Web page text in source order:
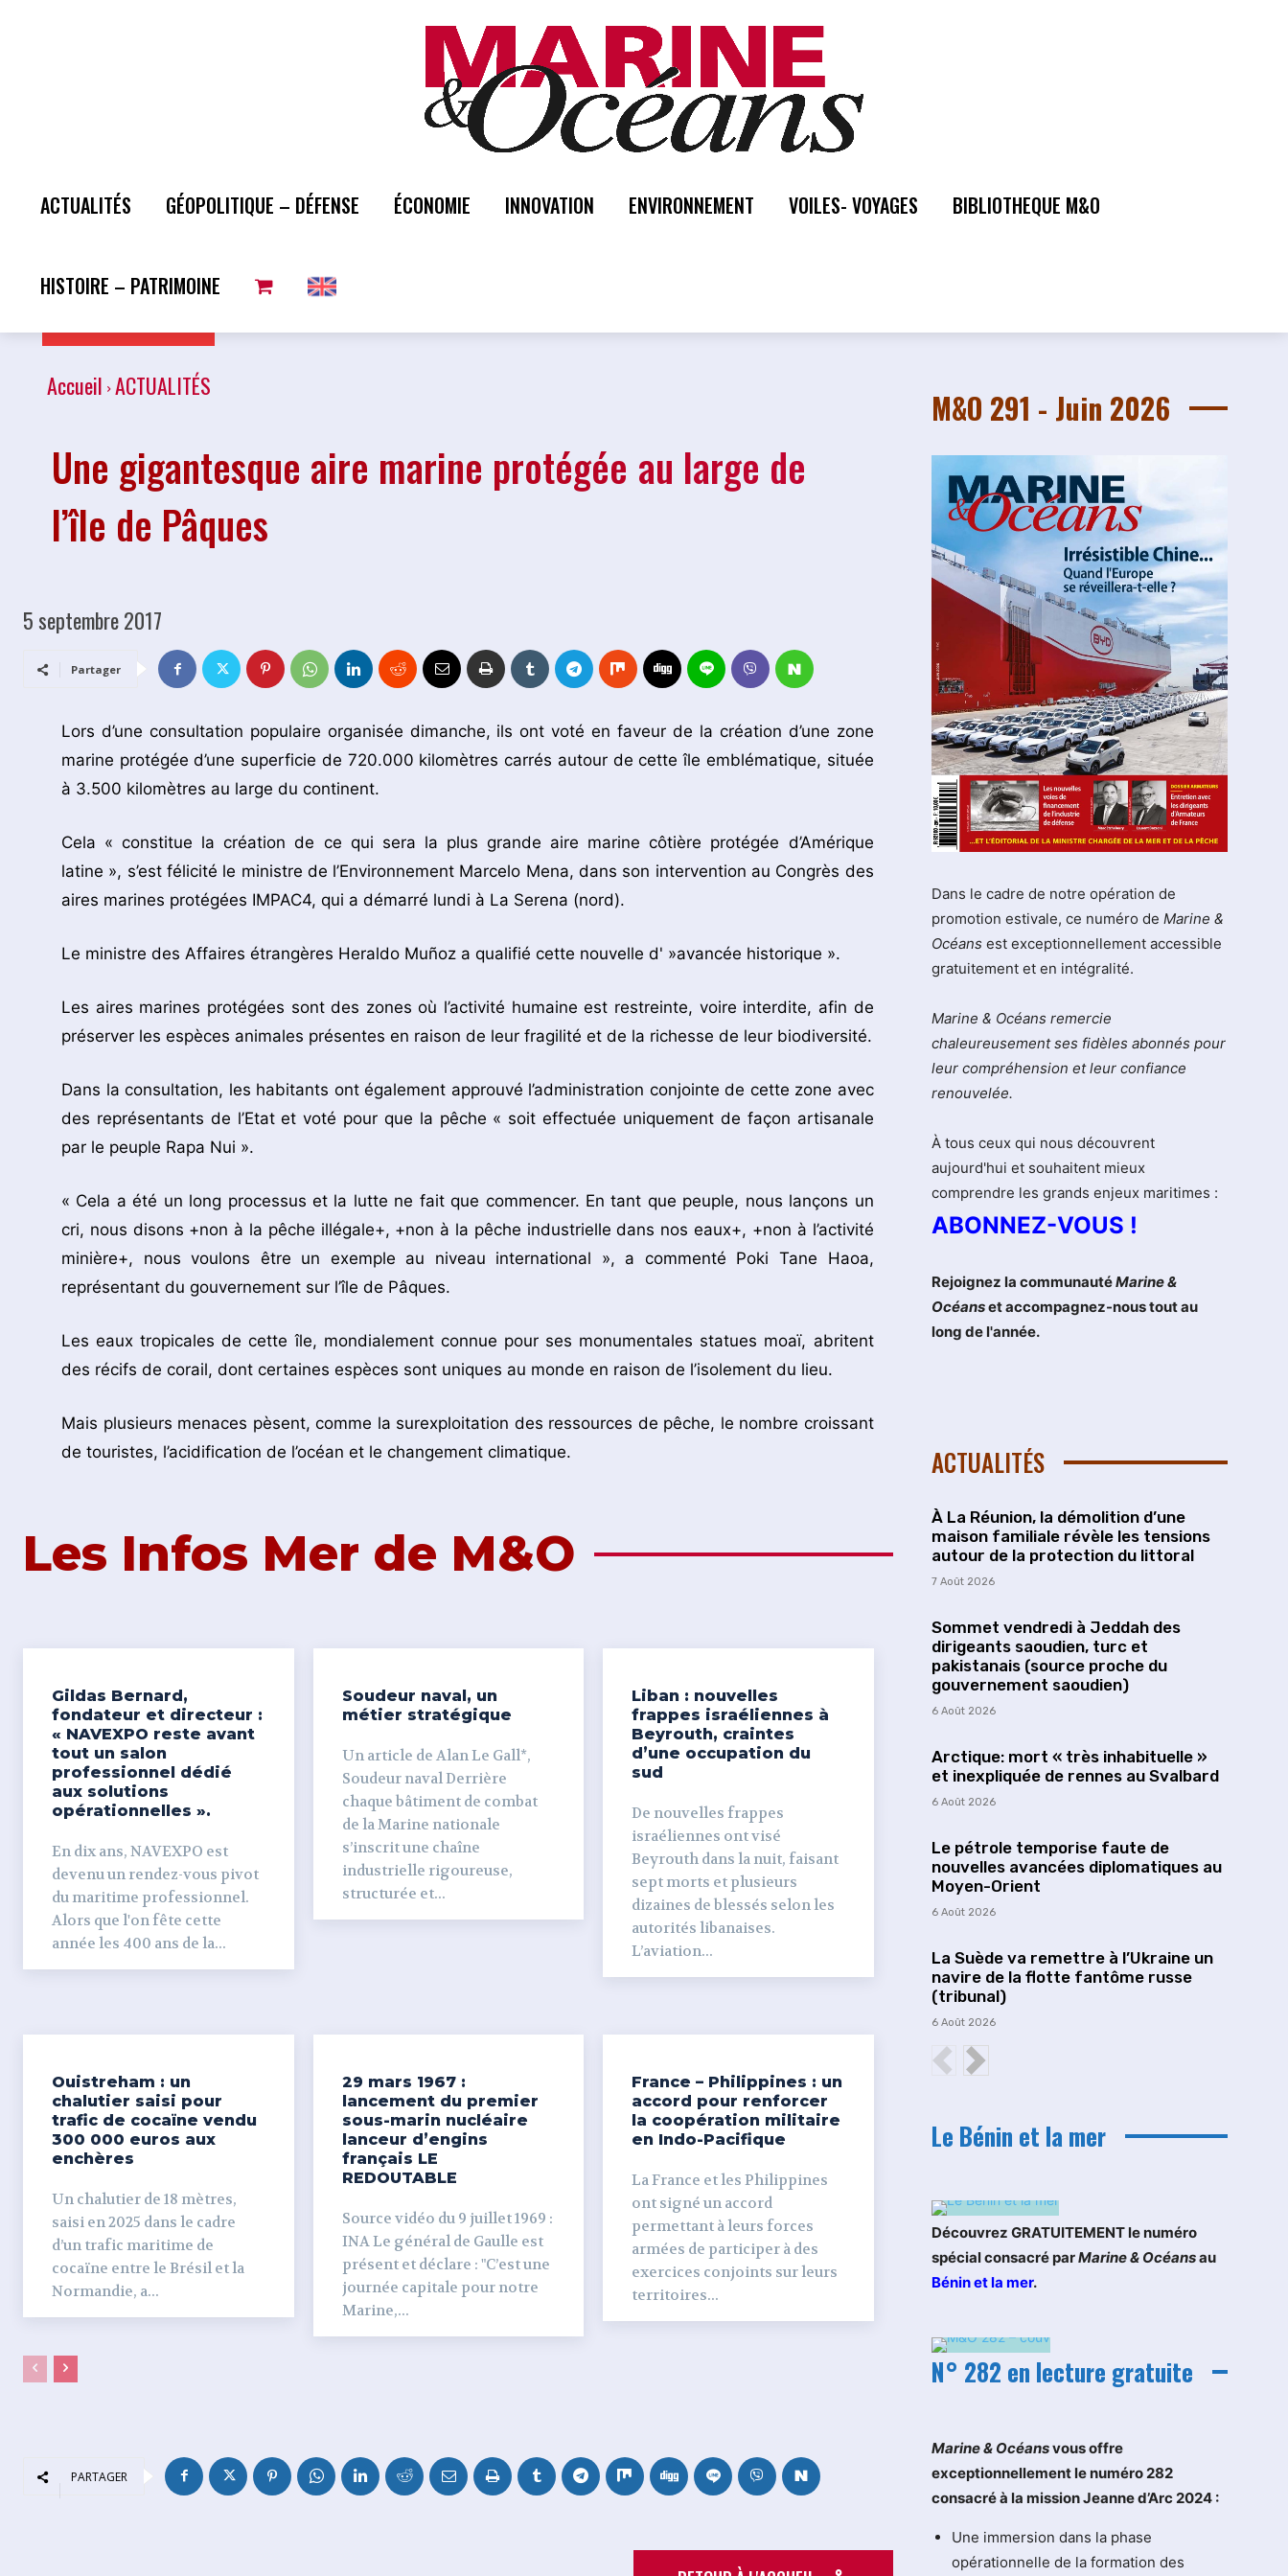
ACTUALITÉS GÉOPOLITIQUE – DÉFENSE ÉCONOMIE INNOVATION ENVIRONNEMENT VOILES- VOYAGES BIBLIOTHEQUE M&O
HISTOIRE – PATRIMOINE
Accueil ACTUALITÉS
Une gigantesque aire marine protégée au large de
l’île de Pâques
5 septembre 2017
Partager
Lors d’une consultation populaire organisée dimanche, ils ont voté en faveur de la création d’une zone
marine protégée d’une superficie de 720.000 kilomètres carrés autour de cette île emblématique, située
à 3.500 kilomètres au large du continent.
Cela « constitue la création de ce qui sera la plus grande aire marine côtière protégée d’Amérique
latine », s’est félicité le ministre de l’Environnement Marcelo Mena, dans son intervention au Congrès des
aires marines protégées IMPAC4, qui a démarré lundi à La Serena (nord).
Le ministre des Affaires étrangères Heraldo Muñoz a qualifié cette nouvelle d' »avancée historique ».
Les aires marines protégées sont des zones où l’activité humaine est restreinte, voire interdite, afin de
préserver les espèces animales présentes en raison de leur fragilité et de la richesse de leur biodiversité.
Dans la consultation, les habitants ont également approuvé l’administration conjointe de cette zone avec
des représentants de l’Etat et voté pour que la pêche « soit effectuée uniquement de façon artisanale
par le peuple Rapa Nui ».
« Cela a été un long processus et la lutte ne fait que commencer. En tant que peuple, nous lançons un
cri, nous disons +non à la pêche illégale+, +non à la pêche industrielle dans nos eaux+, +non à l’activité
minière+, nous voulons être un exemple au niveau international », a commenté Poki Tane Haoa,
représentant du gouvernement sur l’île de Pâques.
Les eaux tropicales de cette île, mondialement connue pour ses monumentales statues moaï, abritent
des récifs de corail, dont certaines espèces sont uniques au monde en raison de l’isolement du lieu.
Mais plusieurs menaces pèsent, comme la surexploitation des ressources de pêche, le nombre croissant
de touristes, l’acidification de l’océan et le changement climatique.
Les Infos Mer de M&O
Gildas Bernard,
fondateur et directeur :
« NAVEXPO reste avant
tout un salon
professionnel dédié
aux solutions
opérationnelles ».
En dix ans, NAVEXPO est
devenu un rendez-vous pivot
du maritime professionnel.
Alors que l'on fête cette
année les 400 ans de la...
Soudeur naval, un
métier stratégique
Un article de Alan Le Gall*,
Soudeur naval Derrière
chaque bâtiment de combat
de la Marine nationale
s’inscrit une chaîne
industrielle rigoureuse,
structurée et...
Liban : nouvelles
frappes israéliennes à
Beyrouth, craintes
d’une occupation du
sud
De nouvelles frappes
israéliennes ont visé
Beyrouth dans la nuit, faisant
sept morts et plusieurs
dizaines de blessés selon les
autorités libanaises.
L’aviation...
Ouistreham : un
chalutier saisi pour
trafic de cocaïne vendu
300 000 euros aux
enchères
Un chalutier de 18 mètres,
saisi en 2025 dans le cadre
d’un trafic maritime de
cocaïne entre le Brésil et la
Normandie, a...
29 mars 1967 :
lancement du premier
sous-marin nucléaire
lanceur d’engins
français LE
REDOUTABLE
Source vidéo du 9 juillet 1969 :
INA Le général de Gaulle est
présent et déclare : "C’est une
journée capitale pour notre
Marine,...
France – Philippines : un
accord pour renforcer
la coopération militaire
en Indo-Pacifique
La France et les Philippines
ont signé un accord
permettant à leurs forces
armées de participer à des
exercices conjoints sur leurs
territoires...
PARTAGER
M&O 291 - Juin 2026
Dans le cadre de notre opération de
promotion estivale, ce numéro de Marine &
Océans est exceptionnellement accessible
gratuitement et en intégralité.
Marine & Océans remercie
chaleureusement ses fidèles abonnés pour
leur compréhension et leur confiance
renouvelée.
À tous ceux qui nous découvrent
aujourd'hui et souhaitent mieux
comprendre les grands enjeux maritimes :
ABONNEZ-VOUS !
Rejoignez la communautéMarine &
Océanset accompagnez-nous tout au
long de l'année.
ACTUALITÉS
À La Réunion, la démolition d’une
maison familiale révèle les tensions
autour de la protection du littoral
7 Août 2026
Sommet vendredi à Jeddah des
dirigeants saoudien, turc et
pakistanais (source proche du
gouvernement saoudien)
6 Août 2026
Arctique: mort « très inhabituelle »
et inexpliquée de rennes au Svalbard
6 Août 2026
Le pétrole temporise faute de
nouvelles avancées diplomatiques au
Moyen-Orient
6 Août 2026
La Suède va remettre à l’Ukraine un
navire de la flotte fantôme russe
(tribunal)
6 Août 2026
Le Bénin et la mer
Découvrez GRATUITEMENT le numéro
spécial consacré parMarine & Océansau
Bénin et la mer.
N° 282 en lecture gratuite
Marine & Océansvous offre
exceptionnellement le numéro 282
consacré à la mission Jeanne d’Arc 2024 :
Une immersion dans la phase
opérationnelle de la formation des